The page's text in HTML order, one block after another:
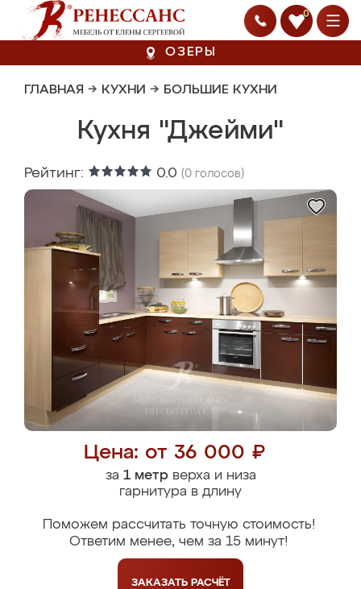
0
ОЗЕРЫ
ГЛАВНАЯ → КУХНИ → БОЛЬШИЕ КУХНИ
Кухня "Джейми"
Рейтинг: 0.0 (0 голосов)
Цена: от 36 000 ₽
за 1 метрверха и низа
гарнитура в длину
Поможем рассчитать точную стоимость!
Ответим менее, чем за 15 минут!
ЗАКАЗАТЬ РАСЧЁТ